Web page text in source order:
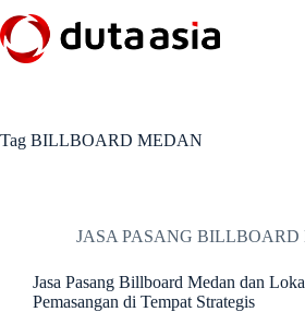
to
content
Tag BILLBOARD MEDAN
JASA PASANG BILLBOARD
Jasa Pasang Billboard Medan dan
Pemasangan di Tempat Strategis